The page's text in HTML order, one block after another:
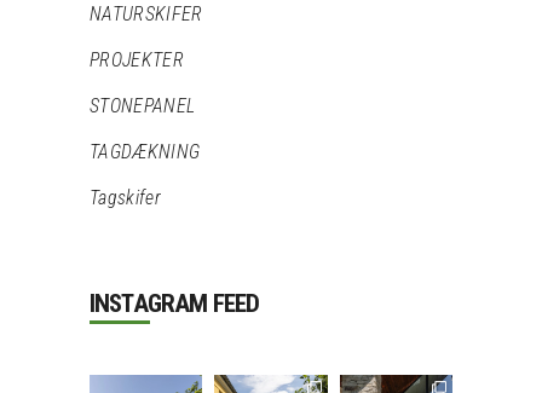
NATURSKIFER
PROJEKTER
STONEPANEL
TAGDÆKNING
Tagskifer
INSTAGRAM FEED